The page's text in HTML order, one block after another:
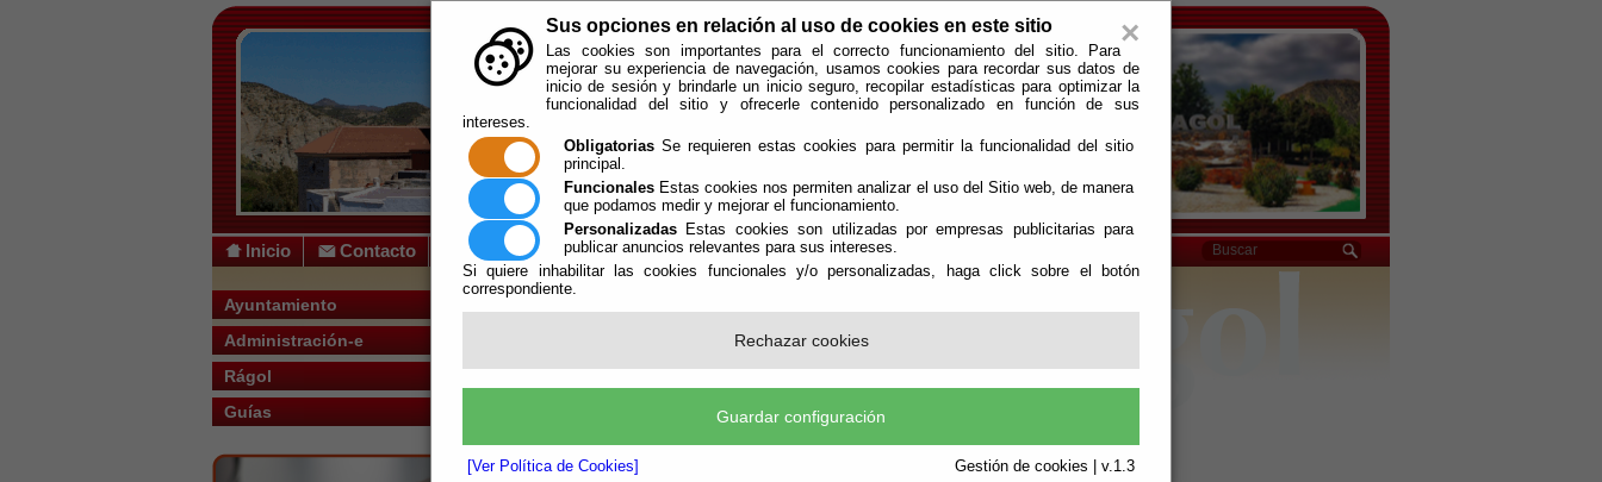
×
Sus opciones en relación al uso de cookies en este sitio
Las cookies son importantes para el correcto funcionamiento del sitio. Para
mejorar su experiencia de navegación, usamos cookies para recordar sus datos de
inicio de sesión y brindarle un inicio seguro, recopilar estadísticas para optimizar la
funcionalidad del sitio y ofrecerle contenido personalizado en función de sus
intereses.
Obligatorias Se requieren estas cookies para permitir la funcionalidad del sitio
principal.
Funcionales Estas cookies nos permiten analizar el uso del Sitio web, de manera
que podamos medir y mejorar el funcionamiento.
Personalizadas Estas cookies son utilizadas por empresas publicitarias para
publicar anuncios relevantes para sus intereses.
Si quiere inhabilitar las cookies funcionales y/o personalizadas, haga click sobre el botón
correspondiente.
Rechazar cookies
Guardar configuración
[Ver Política de Cookies] Gestión de cookies | v.1.3
Inicio Contacto
Ayuntamiento
Administración-e
Rágol
Guías
Usted se encuentra aquí:
no existe.